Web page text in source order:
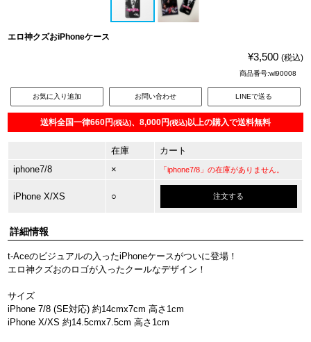
エロ神クズおiPhoneケース
¥3,500 (税込)
商品番号:wl90008
お気に入り追加 お問い合わせ LINEで送る
送料全国一律660円(税込)、8,000円(税込)以上の購入で送料無料
在庫
カート
iphone7/8
× 「iphone7/8」の在庫がありません。
iPhone X/XS ○ 注文する
詳細情報
t-Aceのビジュアルの入ったiPhoneケースがついに登場！
エロ神クズおのロゴが入ったクールなデザイン！
サイズ
iPhone 7/8 (SE対応) 約14cmx7cm 高さ1cm
iPhone X/XS 約14.5cmx7.5cm 高さ1cm